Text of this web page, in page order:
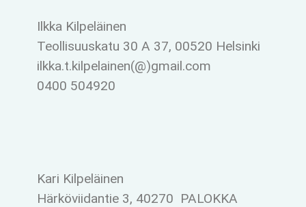
Ilkka Kilpeläinen
Teollisuuskatu 30 A 37, 00520 Helsinki
ilkka.t.kilpelainen(@)gmail.com
0400 504920
Kari Kilpeläinen
Härköviidantie 3, 40270 PALOKKA